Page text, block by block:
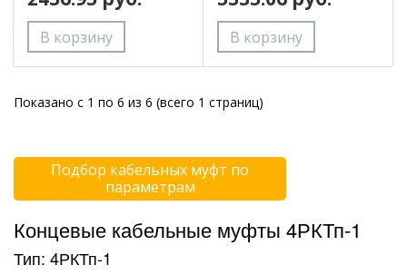
Показано с 1 по 6 из 6 (всего 1 страниц)
Подбор кабельных муфт по
параметрам
Концевые кабельные муфты 4РКТп-1
Тип: 4РКТп-1